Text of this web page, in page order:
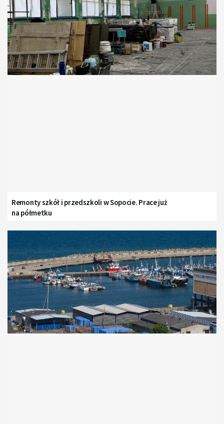
Remonty szkół i przedszkoli w Sopocie. Prace już
na półmetku